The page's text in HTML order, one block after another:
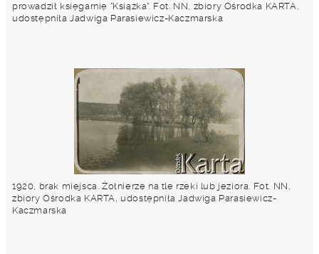
prowadził księgarnię "Książka". Fot. NN, zbiory Ośrodka KARTA,
udostępniła Jadwiga Parasiewicz-Kaczmarska
1920, brak miejsca. Żołnierze na tle rzeki lub jeziora. Fot. NN,
zbiory Ośrodka KARTA, udostępniła Jadwiga Parasiewicz-
Kaczmarska